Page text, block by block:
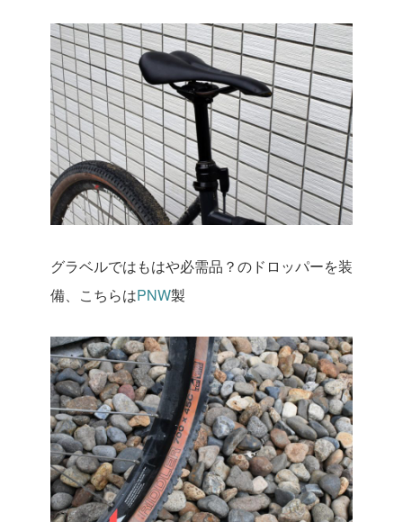
グラベルではもはや必需品？のドロッパーを装
備、こちらはPNW製